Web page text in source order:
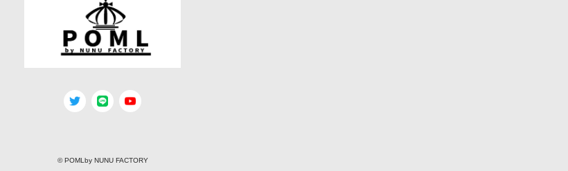
© POMLby NUNU FACTORY